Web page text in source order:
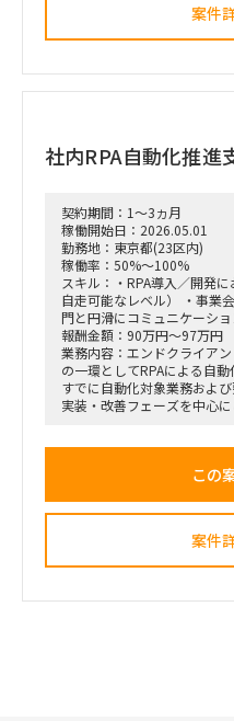
不可欠。だがその専門人材
務で対応。
依頼業務：
・データ統合／製販オペレ
度で売上状況を見て在庫補
・この領域は依頼元組織の
れればよい・AI化で工数削減
性が良い。1〜2ヶ月でガッ
成立する状態にしたい。
案件
社内RPA自動化推進
契約期間：1～3ヵ月
稼働開始日：2026.05.01
勤務地：東京都(23区内)
稼働率：50%～100%
スキル：・RPA導入／開発
自走可能なレベル） ・事業
門と円滑にコミュニケーシ
報酬金額：90万円～97万円
業務内容：エンドクライア
の一環としてRPAによる自動
すでに自動化対象業務およ
実装・改善フェーズを中心に
・既存RPAの改修・最適化
・運用設計およびマニュア
・情報システム部門との連
■体制：
この
案件